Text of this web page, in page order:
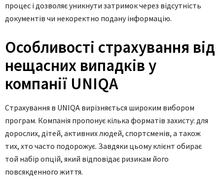
процес і дозволяє уникнути затримок через відсутність
документів чи некоректно подану інформацію.
Особливості страхування від
нещасних випадків у
компанії UNIQA
Страхування в UNIQA вирізняється широким вибором
програм. Компанія пропонує кілька форматів захисту: для
дорослих, дітей, активних людей, спортсменів, а також
тих, хто часто подорожує. Завдяки цьому клієнт обирає
той набір опцій, який відповідає ризикам його
повсякденного життя.